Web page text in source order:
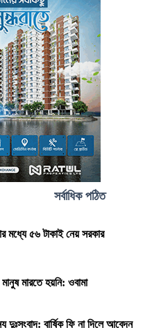
সর্বাধিক পঠিত
মধ্যে ৫৬ টাকাই নেয় সরকার
মারতে হয়নি: ওবামা
দুঃসংবাদ: বার্ষিক ফি না দিলে আবেদন